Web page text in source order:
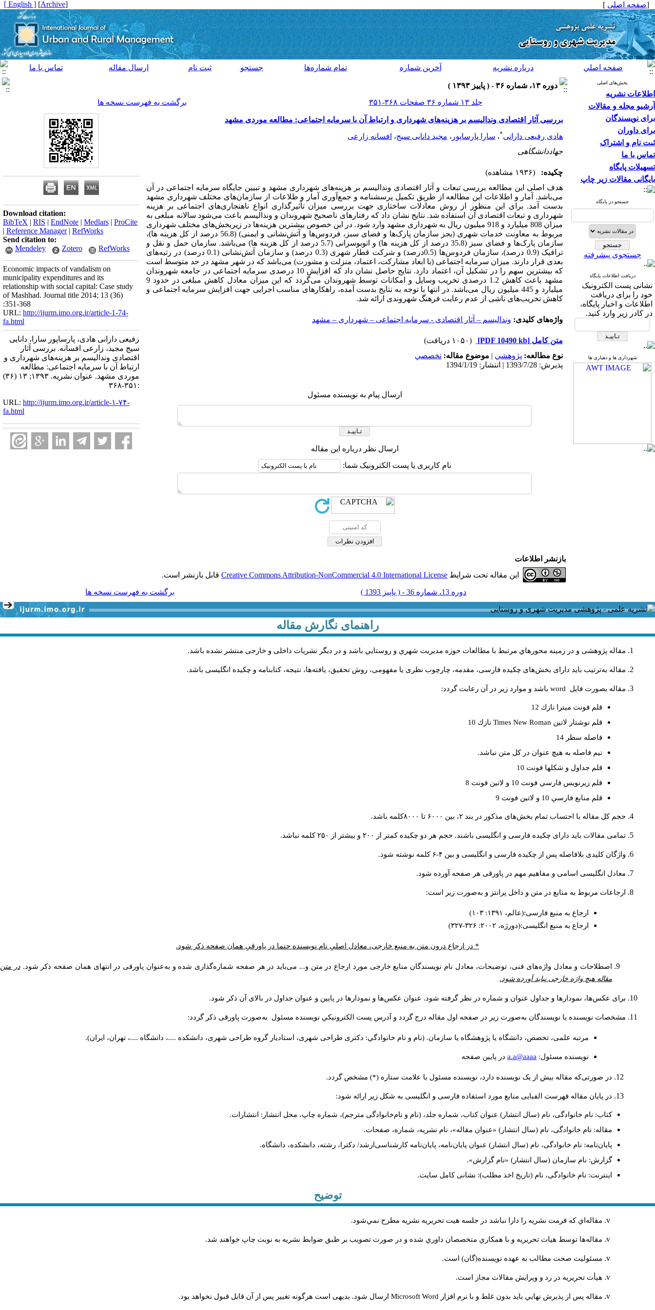
[صفحه اصلی ]
[
Archive
]
[ English ]
صفحه اصلي درباره نشريه آخرين شماره تمام شماره‌ها جستجو ثبت نام ارسال مقاله تماس با ما
بخش‌های اصلی
اطلاعات نشریه
آرشیو مجله و مقالات
برای نویسندگان
برای داوران
ثبت نام و اشتراک
تماس با ما
تسهیلات پایگاه
بایگانی مقالات زیر چاپ
جستجو در پایگاه
جستجوی پیشرفته
دریافت اطلاعات پایگاه
نشانی پست الکترونیک
خود را برای دریافت
اطلاعات و اخبار پایگاه،
در کادر زیر وارد کنید.
شهرداری ها و دهیاری ها
دوره ۱۳، شماره ۳۶ - ( پاييز ۱۳۹۳ )
جلد ۱۳ شماره ۳۶ صفحات ۳۶۸-۳۵۱
برگشت به فهرست نسخه ها
بررسی آثار اقتصادی وندالیسم بر هزینه‌های شهرداری و ارتباط آن با سرمایه اجتماعی: مطالعه موردی مشهد
هادی رفیعی دارانی*، سارا پارساپور ، مجید دانایی سیج، افسانه زارعی
جهاددانشگاهی
چکیده:
(۱۹۳۶ مشاهده)
هدف اصلی این مطالعه بررسی تبعات و آثار اقتصادی وندالیسم بر هزینه‌های شهرداری مشهد و تبیین جایگاه سرمایه اجتماعی در آن
می‌باشد. آمار و اطلاعات این مطالعه از طریق تکمیل پرسشنامه و جمع‌آوری آمار و طلاعات از سازمان‌های مختلف شهرداری مشهد
بدست آمد. برای این منظور از روش معادلات ساختاری جهت بررسی میزان تأثیرگذاری انواع ناهنجاری‌های اجتماعی بر هزینه
شهرداری و تبعات اقتصادی آن استفاده شد. نتایج نشان داد که رفتارهای ناصحیح شهروندان و وندالیسم باعث می‌شود سالانه مبلغی به
میزان 808 میلیارد و 918 میلیون ریال به شهرداری مشهد وارد شود. در این خصوص بیشترین هزینه‌ها در زیربخش‌های مختلف شهرداری
مربوط به معاونت خدمات شهری (بجز سازمان پارک‌ها و فضای سبز، فردوس‌ها و آتش‌نشانی و ایمنی) (56.8 درصد از کل هزینه ها)،
سازمان پارک‌ها و فضای سبز (35.8 درصد از کل هزینه ها) و اتوبوسرانی (5.7 درصد از کل هزینه ها) می‌باشد. سازمان حمل و نقل و
ترافیک (0.9 درصد)، سازمان فردوس‌ها (0.5درصد) و شرکت قطار شهری (0.3 درصد) و سازمان آتش‌نشانی (0.1 درصد) در رتبه‌های
بعدی قرار دارند. میزان سرمایه اجتماعی (با ابعاد مشارکت، اعتماد، منزلت و مشورت) می‌باشد که در شهر مشهد در حد متوسط است
که بیشترین سهم را در تشکیل آن، اعتماد دارد. نتایج حاصل نشان داد که افزایش 10 درصدی سرمایه اجتماعی در جامعه شهروندان
مشهد باعث کاهش 1.2 درصدی تخریب وسایل و امکانات توسط شهروندان می‌گردد که این میزان معادل کاهش مبلغی در حدود 9
میلیارد و 445 میلیون ریال می‌باشد. در انتها با توجه به نتایج بدست آمده، راهکارهای مناسب اجرایی جهت افزایش سرمایه اجتماعی و
کاهش تخریب‌های ناشی از عدم رعایت فرهنگ شهروندی ارائه شد.
واژه‌های کلیدی: وندالیسم – آثار اقتصادی - سرمایه اجتماعی – شهرداری – مشهد
متن کامل [PDF 10490 kb]
(۱۰۵۰ دریافت)
نوع مطالعه: پژوهشي | موضوع مقاله: تخصصي
پذیرش: 1393/7/28 | انتشار: 1394/1/19
ارسال پیام به نویسنده مسئول
ارسال نظر درباره این مقاله
نام کاربری یا پست الکترونیک شما:
Download citation:
BibTeX | RIS | EndNote | Medlars | ProCite
| Reference Manager| RefWorks
Send citation to:
Mendeley
Zotero RefWorks
Economic impacts of vandalism on
municipality expenditures and its
relationship with social capital: Case study
of Mashhad. Journal title 2014; 13 (36)
:351-368
URL: http://ijurm.imo.org.ir/article-1-74-
fa.html
رفیعی دارانی هادی، پارساپور سارا، دانایی
سیج مجید، زارعی افسانه. بررسی آثار
اقتصادی وندالیسم بر هزینه‌های شهرداری و
ارتباط آن با سرمایه اجتماعی: مطالعه
موردی مشهد. عنوان نشریه. ۱۳۹۳; ۱۳ (۳۶)
:۳۵۱-۳۶۸
URL: http://ijurm.imo.org.ir/article-۱-۷۴-
fa.html
بازنشر اطلاعات
این مقاله تحت شرایط Creative Commons Attribution-NonCommercial 4.0 International License قابل بازنشر است.
دوره 13، شماره 36 - ( پاييز 1393 ) برگشت به فهرست نسخه ها
راهنمای نگارش مقاله
مقاله پژوهشی و در زمینه محورهاي مرتبط با مطالعات حوزه مديريت شهري و روستايي باشد و در دیگر نشریات داخلی و خارجی منتشر نشده باشد.
مقاله به‌ترتیب باید دارای بخش‌های چکیده فارسی، مقدمه، چارچوب نظری یا مفهومی، روش تحقیق، یافته‌ها، نتیجه، کتابنامه و چکیده انگلیسی باشد.
مقاله بصورت فايل word باشد و موارد زير در آن رعايت گردد:
قلم فونت ميترا نازك 12
قلم نوشتار لاتين Times New Roman نازك 10
فاصله سطر 14
نيم فاصله به هيچ عنوان در كل متن نباشد.
قلم جداول و شكلها فونت 10
قلم زيرنويس فارسي فونت 10 و لاتين فونت 8
قلم منابع فارسي 10 و لاتين فونت 9
حجم کل مقاله با احتساب تمام بخش‌های مذکور در بند ۲، بین ۶۰۰۰ تا ۸۰۰۰کلمه باشد.
تمامی مقالات باید دارای چکیده فارسی و انگلیسی باشند. حجم هر دو چکیده کمتر از ۲۰۰ و بیشتر از ۲۵۰ کلمه نباشد.
واژگان کلیدی بلافاصله پس از چکیده فارسی و انگلیسی و بین ۴-۶ کلمه نوشته شود.
معادل انگلیسی اسامی و مفاهیم مهم در پاورقی هر صفحه آورده شود.
ارجاعات مربوط به منابع در متن و داخل پرانتز و به‌صورت زیر است:
ارجاع به منبع فارسی:(عالم، ۱۳۹۱: ۱۰۳)
ارجاع به منبع انگلیسی:(دورژه، ۲۰۰۲: ۳۲۶-۳۲۷)
* در ارجاع درون متن به منبع خارجی، معادل اصلیِ نام نویسنده حتما در پاورقیِ همان صفحه ذکر شود.
اصطلاحات و معادل واژه‌های فنی، توضیحات، معادل نام نویسندگان منابع خارجی مورد ارجاع در متن و... می‌باید در هر صفحه شماره‌گذاری شده و به‌عنوان پاورقی در انتهای همان صفحه ذکر شود. در متن
مقاله هیچ واژه خارجی نباید آورده شود.
برای عکس‌ها، نمودارها و جداول عنوان و شماره در نظر گرفته شود. عنوان عکس‌ها و نمودارها در پایین و عنوان جداول در بالای آن ذکر شود.
مشخصات نویسنده یا نویسندگان به‌صورت زیر در صفحه اول مقاله درج گردد و آدرس پست الكترونيكي نويسنده مسئول به‌صورت پاورقی ذکر گردد:
مرتبه علمی، تخصص، دانشگاه یا پژوهشگاه یا سازمان. (نام و نام خانوادگي: دکتری طراحی شهری، استادیار گروه طراحی شهری، دانشکده ....، دانشگاه ....، تهران، ایران).
نويسنده مسئول: a.a@aaaa در پايين صفحه
در صورتی‌که مقاله بیش از یک نویسنده دارد، نویسنده مسئول با علامت ستاره (*) مشخص گردد.
در پایان مقاله فهرست الفبایی منابع مورد استفاده فارسی و انگلیسی به شکل زیر ارائه شود:
کتاب: نام خانوادگی، نام (سال انتشار) عنوان کتاب، شماره جلد، (نام و نام‌خانوادگی مترجم)، شماره چاپ، محل انتشار: انتشارات.
مقاله: نام خانوادگی، نام (سال انتشار) «عنوان مقاله»، نام نشریه، شماره، صفحات.
پایان‌نامه: نام خانوادگی، نام (سال انتشار) عنوان پایان‌نامه، پایان‌نامه کارشناسی‌ارشد/ دکترا، رشته، دانشکده، دانشگاه.
گزارش: نام سازمان (سال انتشار) «نام گزارش».
اینترنت: نام خانوادگی، نام (تاریخ اخذ مطلب): نشانی کامل سایت.
توضیح
مقاله‌اي كه فرمت نشريه را دارا نباشد در جلسه هيت تحريريه نشريه مطرح نمي‌شود.
مقاله‌ها توسط هیات تحريريه و با همکاري متخصصان داوري شده و در صورت تصويب بر طبق ضوابط نشريه به نوبت چاپ خواهند شد.
مسئوليت صحت مطالب به عهده نويسنده(گان) است.
هيأت تحريريه در رد و ويرايش مقالات مجاز است.
مقاله پس از پذيرش نهايي باید بدون غلط و با نرم افزار Microsoft Word ارسال شود. بدیهی است هرگونه تغییر پس از آن قابل قبول نخواهد بود.